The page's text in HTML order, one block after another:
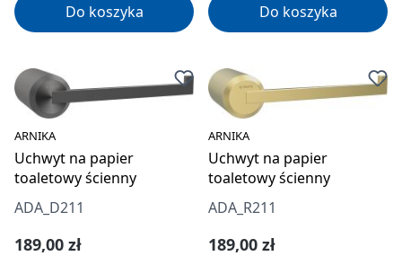
Do koszyka Do koszyka
ARNIKA
Uchwyt na papier
toaletowy ścienny
ADA_D211
Cena regularna:
189,00 zł
ARNIKA
Uchwyt na papier
toaletowy ścienny
ADA_R211
Cena regularna:
189,00 zł